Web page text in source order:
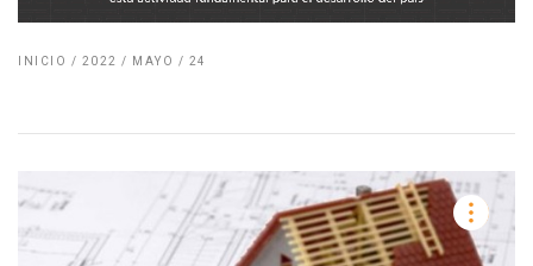
INICIO / 2022 / MAYO / 24